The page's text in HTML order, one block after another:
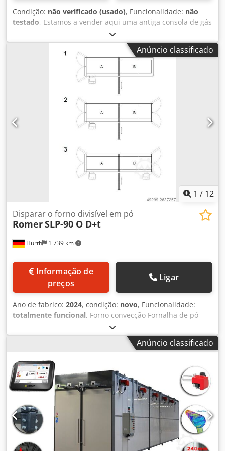
Condição: não verificado (usado), Funcionalidade: não
testado, Estamos a vender aqui uma antiga consola de gás
utilizada numa instalação de nitretação por plasma
Eltropuls. Inclui 4 MFCs Bronkhorst e mais eletrónica de
controlo adicional. Estes componentes específicos foram
adquiridos por nós em conjunto com outros
equipamentos, mas não temos necessidade deles. Por
isso, oferecemo-los aqui, sem testes prévios, como
fornecedores de peças sobressalentes para interessados.
Dcjdpfxey Sxtgj Aggek
Anúncio classificado
1 / 12
Hürth 1 739 km
Disparar o forno divisível em pó
RomerSLP-90 O D+t
preços
Ligar
Ano de fabrico: 2024, condição: novo, Funcionalidade:
totalmente funcional, Forno convecção Fornalha de pó
novo SLS - 90 / O * D + t Forno de trânsito divisível
Memorizei 1400 largura x 2000 altura x 6500 profundidade
Dimensões 1920 largura x 2810 altura x 6800 profundidade
Tensão 380V Frequência 50-60 Hz Tipo de porta: 2 portas
de ambos os lados - forno de passagem Anti-ex castelo
Tempo de aquecimento de 15-30 minutos (180 ° C)
Homogeneidade < ± 3 ° C, se 180 ° C Max < ± 3 ° C
Temperatura de 230 ° C máx. Transporte: selecionável
Ventilador de circulação de ar Painéis de aquecimento
aquecedores telhado removível Circulação vertical
Ventilador montado radialmente em painéis removíveis
Anúncio classificado